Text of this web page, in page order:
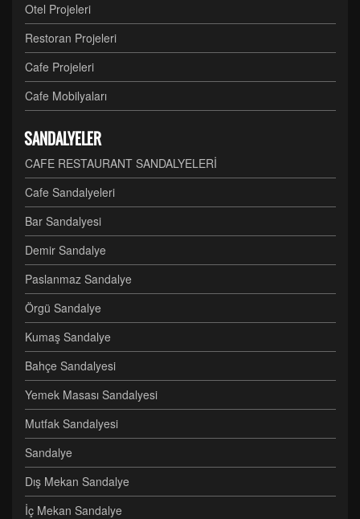
Otel Projeleri
Restoran Projeleri
Cafe Projeleri
Cafe Mobilyaları
SANDALYELER
CAFE RESTAURANT SANDALYELERİ
Cafe Sandalyeleri
Bar Sandalyesi
Demir Sandalye
Paslanmaz Sandalye
Örgü Sandalye
Kumaş Sandalye
Bahçe Sandalyesi
Yemek Masası Sandalyesi
Mutfak Sandalyesi
Sandalye
Dış Mekan Sandalye
İç Mekan Sandalye